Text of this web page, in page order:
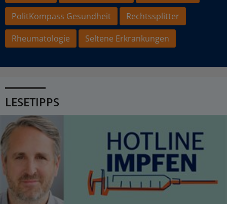
PolitKompass Gesundheit
Rechtssplitter
Rheumatologie
Seltene Erkrankungen
LESETIPPS